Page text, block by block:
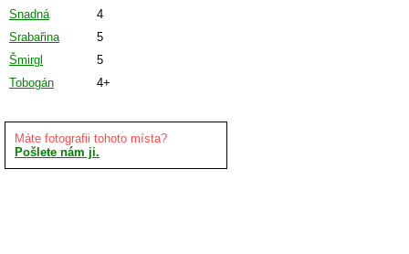
Snadná
4
Srabařina
5
Šmirgl
5
Tobogán
4+
Máte fotografii tohoto místa?
Pošlete nám ji.